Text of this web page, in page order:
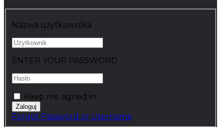
Nazwa użytkownika
ENTER YOUR PASSWORD
Keep me signed in
Forgot Password or Username